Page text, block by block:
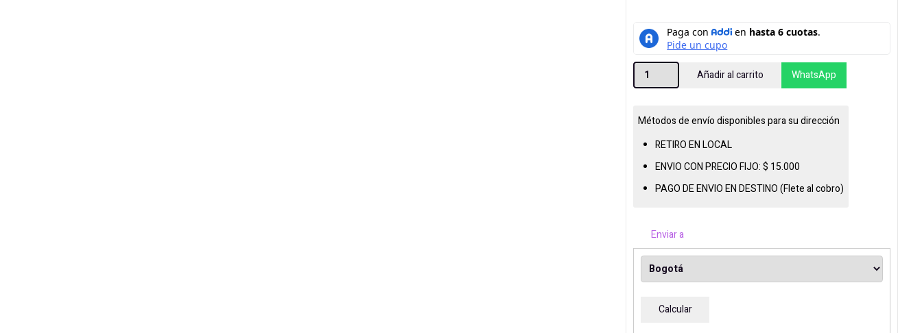
WATERCOOLER
ICEBERG
ARGB
360MM
CPU
COOLER
Añadir al carrito WhatsApp
Métodos de envío disponibles para su dirección
RETIRO EN LOCAL
ENVIO CON PRECIO FIJO:$ 15.000
PAGO DE ENVIO EN DESTINO (Flete al cobro)
Enviar a
Calcular